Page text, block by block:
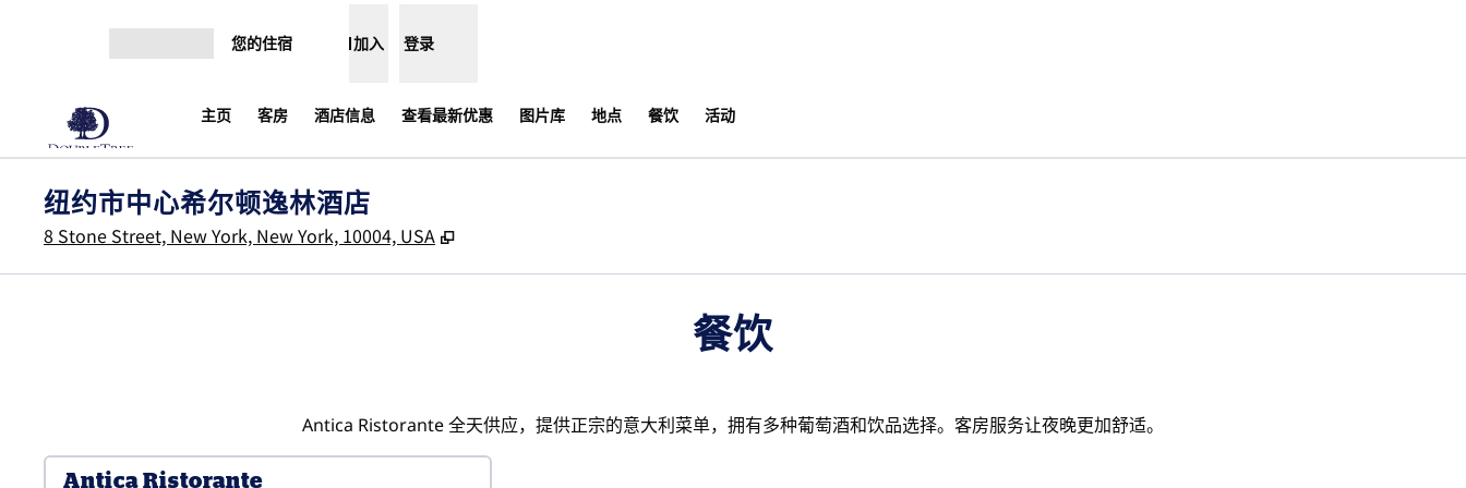
您的住宿 加入 登录
主页 客房 酒店信息 查看最新优惠​ 图片库 地点 餐饮 活动
纽约市中心希尔顿逸林酒店
8 Stone Street, New York, New York, 10004, USA ,
餐饮
Antica Ristorante 全天供应，提供正宗的意大利菜单，拥有多种葡萄酒和饮品选择。客房服务让夜晚更加舒适。
Antica Ristorante